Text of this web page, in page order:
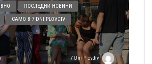
ПОСЛЕДНИ НОВИНИ
САМО В 7 DNI PLOVDIV
7 Dni Plovdiv